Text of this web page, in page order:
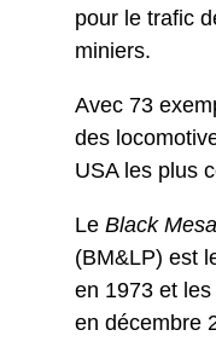
pour le trafic
miniers.
Avec 73
des
USA les plus
Le Black
(BM&LP) est
en 1973 et les
en décembre